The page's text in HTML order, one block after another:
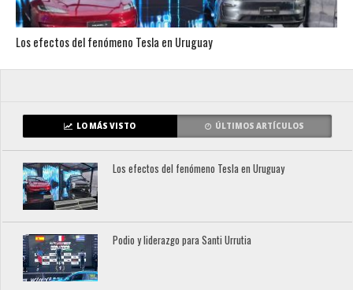
Los efectos del fenómeno Tesla en Uruguay
LO MÁS VISTO ÚLTIMOS ARTÍCULOS
Los efectos del fenómeno Tesla en Uruguay
Podio y liderazgo para Santi Urrutia